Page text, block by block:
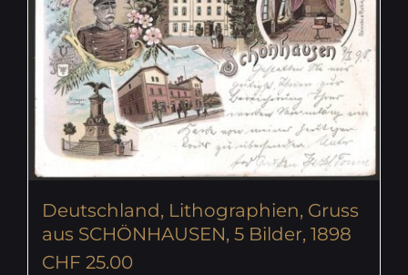
Deutschland, Lithographien, Gruss
aus SCHÖNHAUSEN, 5 Bilder, 1898
CHF 25.00